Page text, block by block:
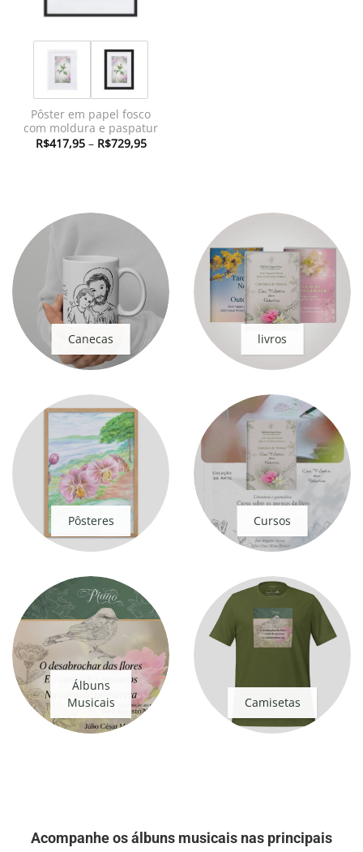
Pôster em papel fosco
com moldura e paspatur
R$417,95 – R$729,95Faixa
de
Canecas livros
Pôsteres Cursos
Álbuns
Musicais
Camisetas
Acompanhe os álbuns musicais nas principais